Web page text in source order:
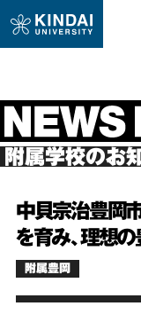
附属学校のお
中貝宗治豊岡
を育み、理想
附属豊岡